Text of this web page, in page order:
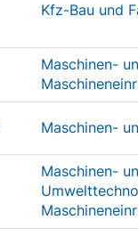
Kfz-Bau und
Maschinen-
Maschinen-
Maschinen-